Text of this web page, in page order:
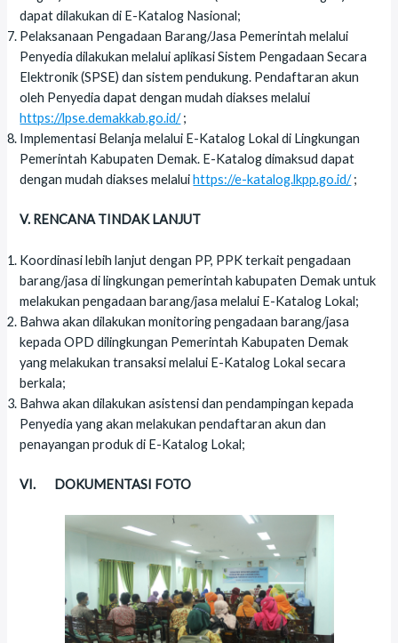
dapat dilakukan di E-Katalog Nasional;
Pelaksanaan Pengadaan Barang/Jasa Pemerintah melalui
Penyedia dilakukan melalui aplikasi Sistem Pengadaan Secara
Elektronik (SPSE) dan sistem pendukung. Pendaftaran akun
oleh Penyedia dapat dengan mudah diakses melalui
https://lpse.demakkab.go.id/;
Implementasi Belanja melalui E-Katalog Lokal di Lingkungan
Pemerintah Kabupaten Demak. E-Katalog dimaksud dapat
dengan mudah diakses melaluihttps://e-katalog.lkpp.go.id/;
V. RENCANA TINDAK LANJUT
Koordinasi lebih lanjut dengan PP, PPK terkait pengadaan
barang/jasa di lingkungan pemerintah kabupaten Demak untuk
melakukan pengadaan barang/jasa melalui E-Katalog Lokal;
Bahwa akan dilakukan monitoring pengadaan barang/jasa
kepada OPD dilingkungan Pemerintah Kabupaten Demak
yang melakukan transaksi melalui E-Katalog Lokal secara
berkala;
Bahwa akan dilakukan asistensi dan pendampingan kepada
Penyedia yang akan melakukan pendaftaran akun dan
penayangan produk di E-Katalog Lokal;
VI. DOKUMENTASI FOTO